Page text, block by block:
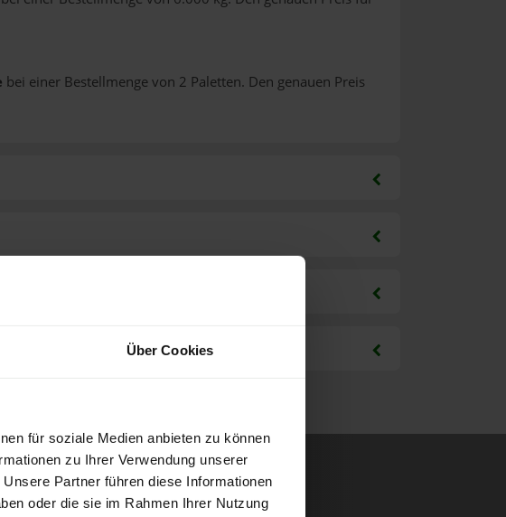
Über Cookies
für soziale Medien anbieten zu können
zu Ihrer Verwendung unserer
Partner führen diese Informationen
oder die sie im Rahmen Ihrer Nutzung
bei einer Bestellmenge von 2 Paletten. Den genauen Preis